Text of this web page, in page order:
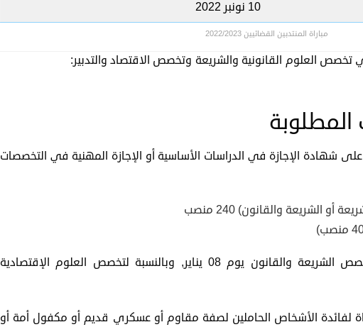
10 نونبر 2022
مباراة المنتدبين القضائيين 2022/2023
تخصص العلوم القانونية والشريعة وتخصص الاقتصاد والتدبير:
المطلوبة
على شهادة الإجازة في الدراسات الأساسية أو الإجازة المهنية في التخصصات
أو الشريعة والقانون) 240 منصب
تجرى الإختبارات الكتابية بالنسبة لتخصص الشريعة والقانون يوم 08 يناير, وبالنسبة لتخصص العلوم الإقتصادية
المباراة لفائدة الأشخاص الحاملين لصفة مقاوم أو عسكري قديم أو مكفول أمة أو